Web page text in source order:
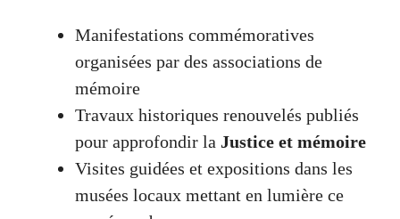
Manifestations commémoratives
organisées par des associations de
mémoire
Travaux historiques renouvelés publiés
pour approfondir la Justice et mémoire
Visites guidées et expositions dans les
musées locaux mettant en lumière ce